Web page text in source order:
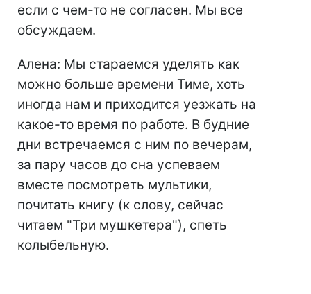
если с чем-то не согласен. Мы все
обсуждаем.
Алена: Мы стараемся уделять как
можно больше времени Тиме, хоть
иногда нам и приходится уезжать на
какое-то время по работе. В будние
дни встречаемся с ним по вечерам,
за пару часов до сна успеваем
вместе посмотреть мультики,
почитать книгу (к слову, сейчас
читаем "Три мушкетера"), спеть
колыбельную.